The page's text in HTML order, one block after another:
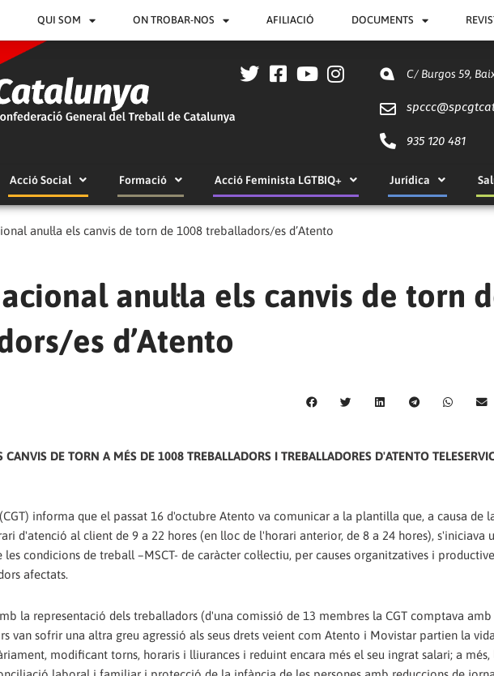
QUI SOM ON TROBAR-NOS AFILIACIÓ DOCUMENTS
C/ Burgos 59,
spccc@
935 120 481
Acció Social Formació Acció Feminista LGTBIQ+ Jurídica
anul·la els canvis de torn de 1008 treballadors/es d’Atento
anul·la els canvis de torn
es d’Atento
CANVIS DE TORN A MÉS DE 1008 TREBALLADORS I TREBALLADORES D'ATENTO
informa que el passat 16 d'octubre Atento va comunicar a la plantilla que, a causa de
d'atenció al client de 9 a 22 hores (en lloc de l'horari anterior, de 8 a 24 hores), s'iniciava
condicions de treball –MSCT- de caràcter col·lectiu, per causes organitzatives i
afectats.
la representació dels treballadors (d'una comissió de 13 membres la CGT comptava amb
van sofrir una altra greu agressió als seus drets veient com Atento i Movistar partien la
modificant torns, horaris i lliurances i reduint encara més el seu ingrat salari; a més,